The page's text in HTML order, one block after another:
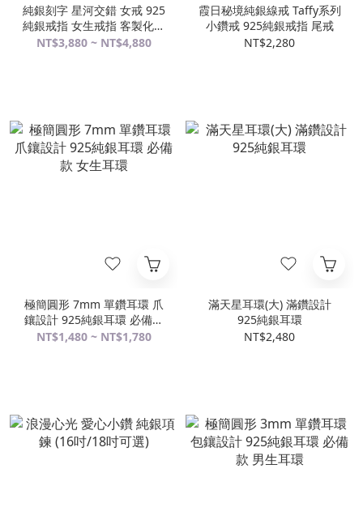
純銀刻字 星河交錯 女戒 925
純銀戒指 女生戒指 客製化訂
製
NT$3,880 ~ NT$4,880
霞日秘境純銀線戒 Taffy系列
小鑽戒 925純銀戒指 尾戒
NT$2,280
極簡圓形 7mm 單鑽耳環 爪
鑲設計 925純銀耳環 必備款
女生耳環
NT$1,480 ~ NT$1,780
滿天星耳環(大) 滿鑽設計
925純銀耳環
NT$2,480